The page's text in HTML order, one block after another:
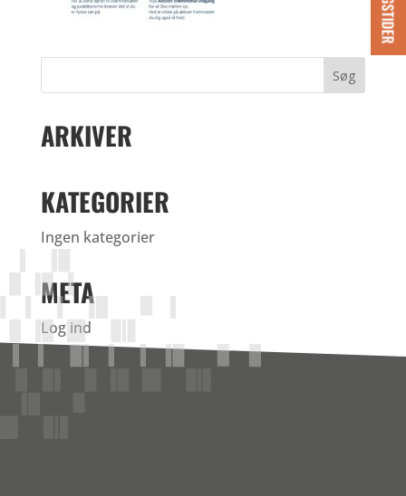
ARKIVER
KATEGORIER
Ingen kategorier
META
Log ind